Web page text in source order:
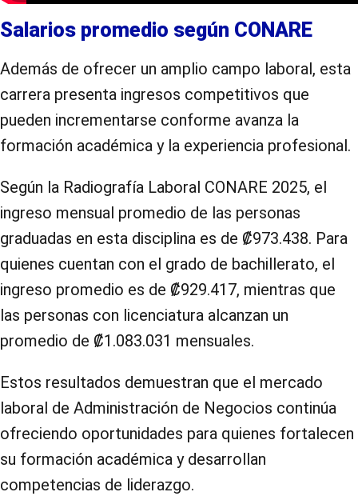
Salarios promedio según CONARE
Además de ofrecer un amplio campo laboral, esta
carrera presenta ingresos competitivos que
pueden incrementarse conforme avanza la
formación académica y la experiencia profesional.
Según la Radiografía Laboral CONARE 2025, el
ingreso mensual promedio de las personas
graduadas en esta disciplina es de ₡973.438. Para
quienes cuentan con el grado de bachillerato, el
ingreso promedio es de ₡929.417, mientras que
las personas con licenciatura alcanzan un
promedio de ₡1.083.031 mensuales.
Estos resultados demuestran que el mercado
laboral de Administración de Negocios continúa
ofreciendo oportunidades para quienes fortalecen
su formación académica y desarrollan
competencias de liderazgo.